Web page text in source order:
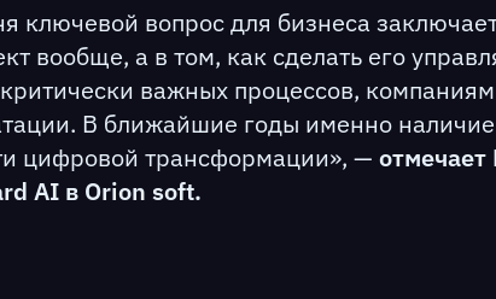
ключевой вопрос для бизнеса
вообще, а в том, как сделать его
важных процессов,
В ближайшие годы именно
цифровой трансформации», — отмечает
AI в Orion soft.